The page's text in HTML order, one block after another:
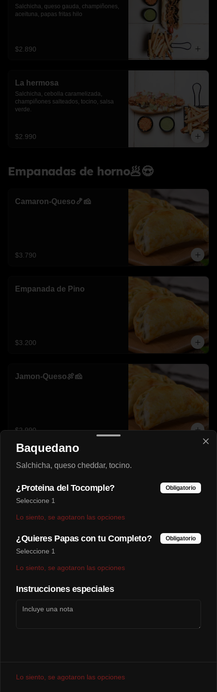
Salchicha, queso gauda, champiñones,
aceituna, papas fritas hilo
$2.890
La hermosa
Salchicha, cebolla caramelizada,
champiñones salteados, tocino, salsa
verde.
$2.990
Empanadas de horno🥟😍
Camaron-Queso🍤🧀
$3.790
Empanada de Pino
$3.200
Jamon-Queso🍖🧀
$2.990
Mechada-Queso🥩🧀
$3.290
Napolitana🍖🍅🧀
$3.200
Baquedano
Salchicha, queso cheddar, tocino.
¿Proteina del Tocomple? Obligatorio
Seleccione 1
Lo siento, se agotaron las opciones
¿Quieres Papas con tu Completo? Obligatorio
Seleccione 1
Lo siento, se agotaron las opciones
Instrucciones especiales
Lo siento, se agotaron las opciones